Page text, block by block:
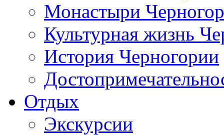
Монастыри
Культурная жизнь
История Черногории
Отдых
Экскурсии